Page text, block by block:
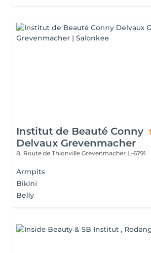
Institut de Beauté Conny
Delvaux Grevenmacher
8, Route de Thionville Grevenmacher L-6791
Armpits
Bikini
Belly